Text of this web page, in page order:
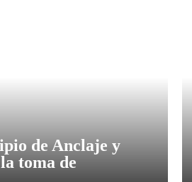
de Anclaje y
toma de